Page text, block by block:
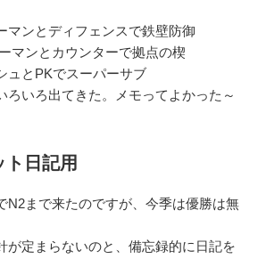
ンとディフェンスで鉄壁防御
マンとカウンターで拠点の楔
とPKでスーパーサブ
ろいろ出てきた。メモってよかった～
ト日記用
N2まで来たのですが、今季は優勝は無
が定まらないのと、備忘録的に日記を